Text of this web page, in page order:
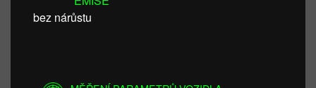
bez nárůstu